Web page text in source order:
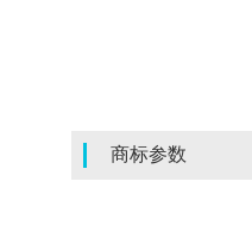
商标参数